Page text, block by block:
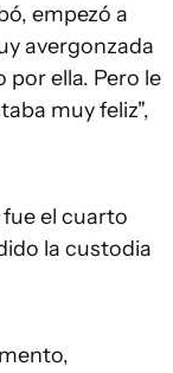
empezó a
avergonzada
ella. Pero le
muy feliz",
el cuarto
la custodia